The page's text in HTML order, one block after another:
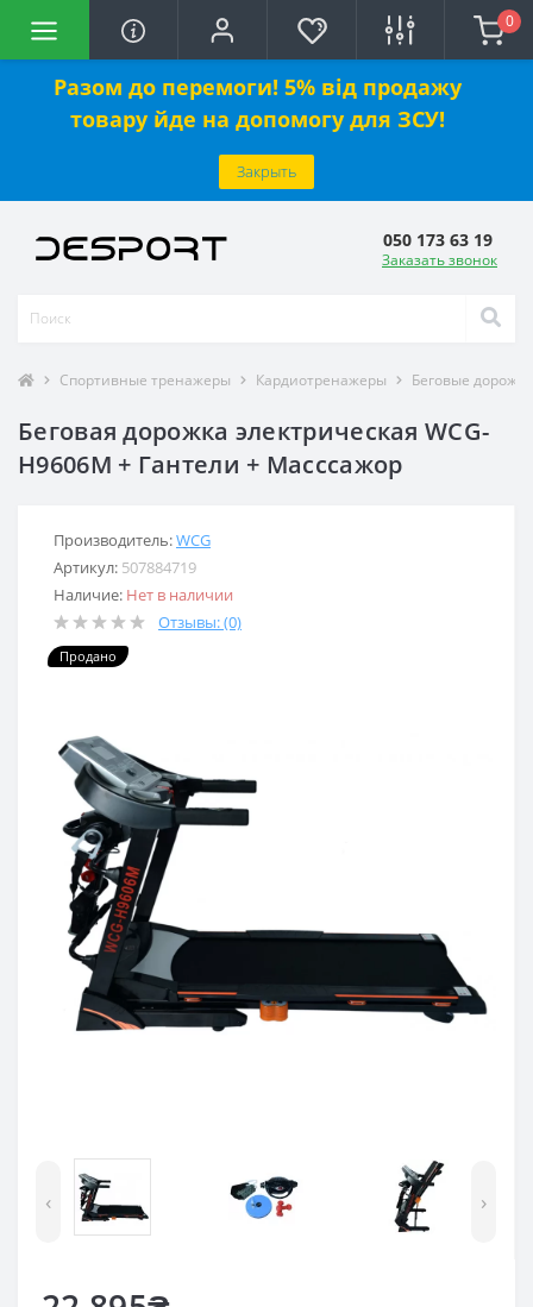
Разом до перемоги! 5% від продажу
товару йде на допомогу для ЗСУ!
Закрыть
0
050 173 63 19
Заказать звонок
Спортивные тренажеры Кардиотренажеры Беговые дорожки
Беговая дорожка электрическая WCG-
H9606M + Гантели + Масссажор
Производитель:WCG
Артикул: 507884719
Наличие: Нет в наличии
Отзывы: (0)
Продано
‹ ›